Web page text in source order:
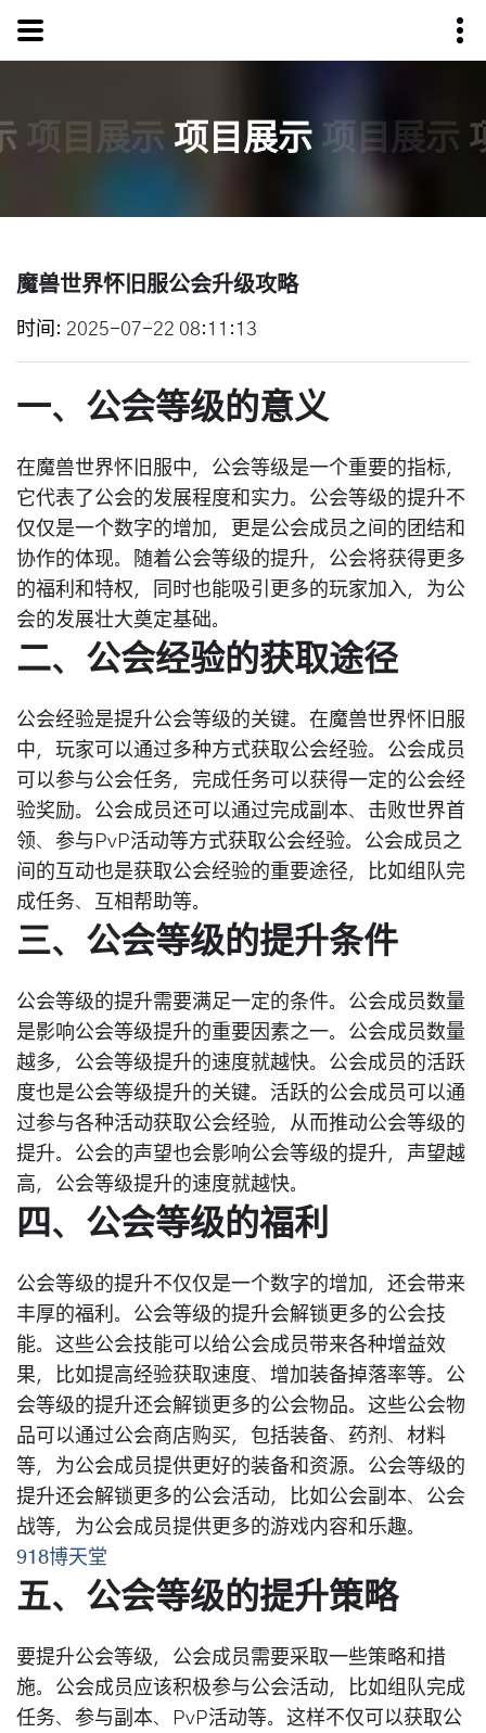
项目展示 项目展示 项目展示
魔兽世界怀旧服公会升级攻略
时间 2025-07-22 08:11:13
一、公会等级的意义
在魔兽世界怀旧服中，公会等级是一个重要的指标，
它代表了公会的发展程度和实力。公会等级的提升不
仅仅是一个数字的增加，更是公会成员之间的团结和
协作的体现。随着公会等级的提升，公会将获得更多
的福利和特权，同时也能吸引更多的玩家加入，为公
会的发展壮大奠定基础。
二、公会经验的获取途径
公会经验是提升公会等级的关键。在魔兽世界怀旧服
中，玩家可以通过多种方式获取公会经验。公会成员
可以参与公会任务，完成任务可以获得一定的公会经
验奖励。公会成员还可以通过完成副本、击败世界首
领、参与PvP活动等方式获取公会经验。公会成员之
间的互动也是获取公会经验的重要途径，比如组队完
成任务、互相帮助等。
三、公会等级的提升条件
公会等级的提升需要满足一定的条件。公会成员数量
是影响公会等级提升的重要因素之一。公会成员数量
越多，公会等级提升的速度就越快。公会成员的活跃
度也是公会等级提升的关键。活跃的公会成员可以通
过参与各种活动获取公会经验，从而推动公会等级的
提升。公会的声望也会影响公会等级的提升，声望越
高，公会等级提升的速度就越快。
四、公会等级的福利
公会等级的提升不仅仅是一个数字的增加，还会带来
丰厚的福利。公会等级的提升会解锁更多的公会技
能。这些公会技能可以给公会成员带来各种增益效
果，比如提高经验获取速度、增加装备掉落率等。公
会等级的提升还会解锁更多的公会物品。这些公会物
品可以通过公会商店购买，包括装备、药剂、材料
等，为公会成员提供更好的装备和资源。公会等级的
提升还会解锁更多的公会活动，比如公会副本、公会
战等，为公会成员提供更多的游戏内容和乐趣。
918博天堂
五、公会等级的提升策略
要提升公会等级，公会成员需要采取一些策略和措
施。公会成员应该积极参与公会活动，比如组队完成
任务、参与副本、PvP活动等。这样不仅可以获取公